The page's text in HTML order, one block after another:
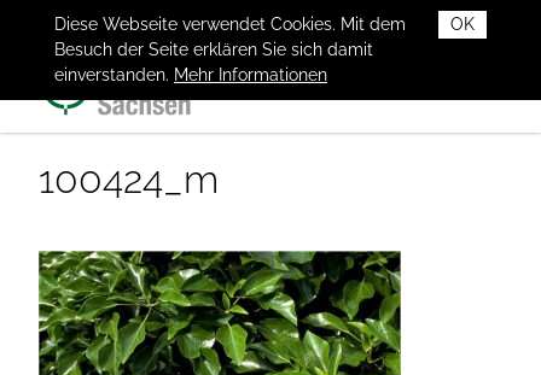
OK
Diese Webseite verwendet Cookies. Mit dem
Besuch der Seite erklären Sie sich damit
einverstanden. Mehr Informationen
100424_m